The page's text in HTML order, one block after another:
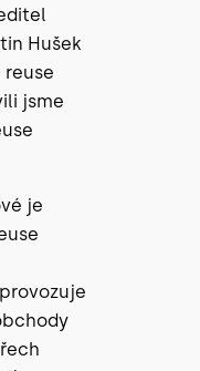
Hušek
reuse
jsme
je